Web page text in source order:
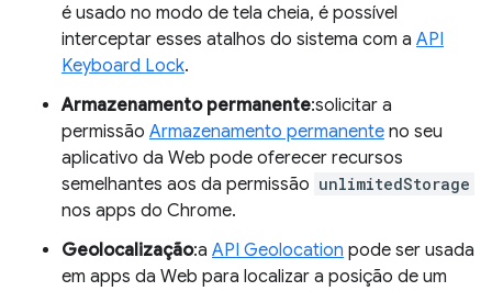
é usado no modo de tela cheia, é possível
interceptar esses atalhos do sistema com a API
Keyboard Lock.
Armazenamento permanente:solicitar a
permissão Armazenamento permanente no seu
aplicativo da Web pode oferecer recursos
semelhantes aos da permissão unlimitedStorage
nos apps do Chrome.
Geolocalização:a API Geolocation pode ser usada
em apps da Web para localizar a posição de um